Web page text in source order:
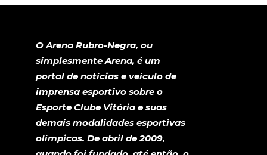
O Arena Rubro-Negra, ou
simplesmente Arena, é um
portal de notícias e veículo de
imprensa esportivo sobre o
Esporte Clube Vitória e suas
demais modalidades esportivas
olímpicas. De abril de 2009,